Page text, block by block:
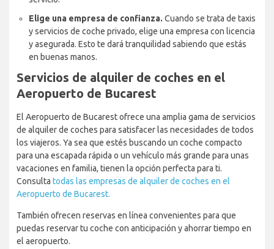
Elige una empresa de confianza. Cuando se trata de taxis
y servicios de coche privado, elige una empresa con licencia
y asegurada. Esto te dará tranquilidad sabiendo que estás
en buenas manos.
Servicios de alquiler de coches en el
Aeropuerto de Bucarest
El Aeropuerto de Bucarest ofrece una amplia gama de servicios
de alquiler de coches para satisfacer las necesidades de todos
los viajeros. Ya sea que estés buscando un coche compacto
para una escapada rápida o un vehículo más grande para unas
vacaciones en familia, tienen la opción perfecta para ti.
Consulta todas las empresas de alquiler de coches en el
Aeropuerto de Bucarest.
También ofrecen reservas en línea convenientes para que
puedas reservar tu coche con anticipación y ahorrar tiempo en
el aeropuerto.